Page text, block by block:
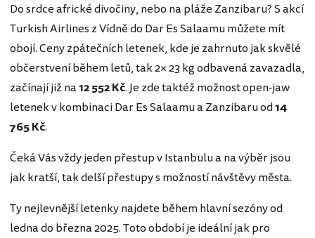
Do srdce africké divočiny, nebo na pláže Zanzibaru? S akcí
Turkish Airlines z Vídně do Dar Es Salaamu můžete mít
obojí. Ceny zpátečních letenek, kde je zahrnuto jak skvělé
občerstvení během letů, tak 2× 23 kg odbavená zavazadla,
začínají již na12 552 Kč. Je zde taktéž možnost open-jaw
letenek v kombinaci Dar Es Salaamu a Zanzibaru od14
765 Kč.
Čeká Vás vždy jeden přestup v Istanbulu a na výběr jsou
jak kratší, tak delší přestupy s možností návštěvy města.
Ty nejlevnější letenky najdete během hlavní sezóny od
ledna do března 2025. Toto období je ideální jak pro